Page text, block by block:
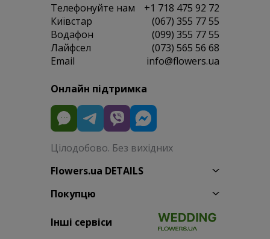
Телефонуйте нам
+1 718 475 92 72
Київстар
(067) 355 77 55
Водафон
(099) 355 77 55
Лайфсел
(073) 565 56 68
Email
info@flowers.ua
Онлайн підтримка
Цілодобово. Без вихідних
Flowers.ua DETAILS
Покупцю
Інші сервіси